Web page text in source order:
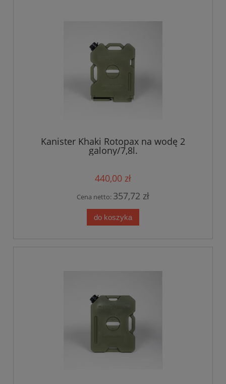
Kanister Khaki Rotopax na wodę 2
galony/7,8l.
440,00 zł
Cena netto: 357,72 zł
do koszyka